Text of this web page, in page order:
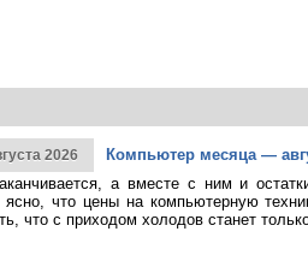
2026
Компьютер месяца —
а вместе с ним и
ясно, что цены на компьютерную
что с приходом холодов станет